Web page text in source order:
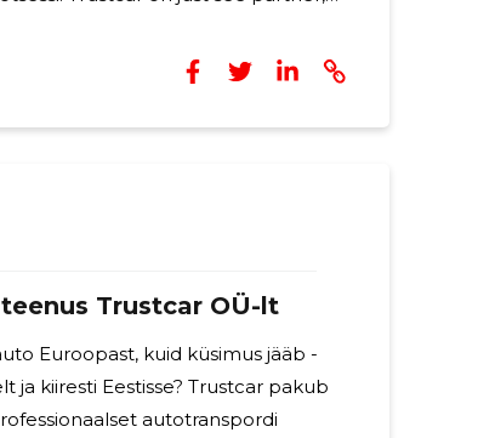
auto, mis vastab sinu vajadustele ja
otsuseid. Meie kogenud
Trustcar OÜ-lt
Euroopast, kuid küsimus jääb -
ja kiiresti Eestisse? Trustcar pakub
autotranspordi